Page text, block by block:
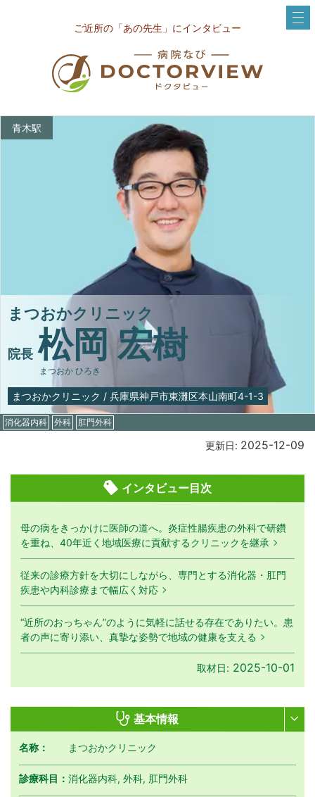
ご近所の「あの先生」にインタビュー
青木駅
まつおかクリニック
院長 松岡 宏樹
まつおか ひろき
まつおかクリニック / 兵庫県神戸市東灘区本山南町4-1-3
消化器内科 外科 肛門外科
更新日: 2025-12-09
インタビュー目次
母の病をきっかけに医師の道へ。炎症性腸疾患の外科で研鑽
を重ね、40年近く地域医療に貢献するクリニックを継承
従来の診療方針を大切にしながら、専門とする消化器・肛門
疾患や内科診療まで幅広く対応
“近所のおっちゃん”のように気軽に話せる存在でありたい。患
者の声に寄り添い、真摯な姿勢で地域の健康を支える
取材日: 2025-10-01
基本情報
名称： まつおかクリニック
診療科目：消化器内科, 外科, 肛門外科